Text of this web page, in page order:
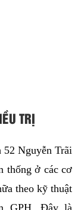
ở các cơ
theo kỹ thuật
GPH. Đây là
cho tỉ lệ thành
hơn 1%.